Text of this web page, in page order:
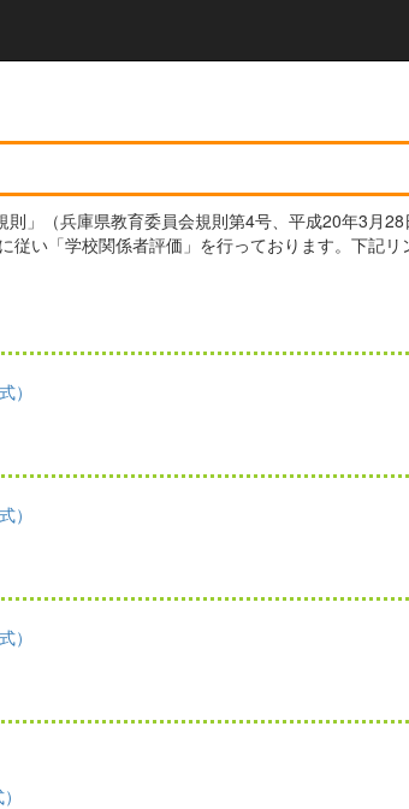
」（兵庫県教育委員会規則第4号、平成20年3月
い「学校関係者評価」を行っております。下記リ
）
）
）